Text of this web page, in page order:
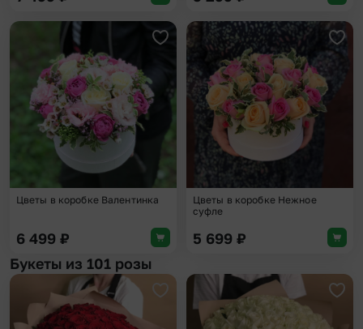
Добавить в избранное
Цветы в коробке Валентинка
6 499 ₽
Цветы в коробке Нежное
суфле
5 699 ₽
Букеты из 101 розы
Добавить в избранное